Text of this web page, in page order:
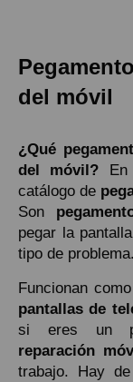
del móvil
¿Qué
del móvil? En
catálogo de
Son
pegar la
tipo de problema.
Funcionan
pantallas de
si eres un
reparación
trabajo. Hay